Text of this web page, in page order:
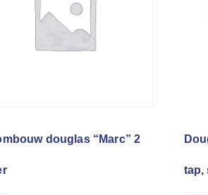
douglas “Marc” 2
tap,